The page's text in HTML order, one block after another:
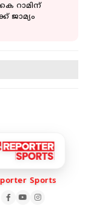
റാമിന്
ജാമ്യം
Sports